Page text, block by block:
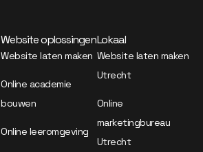
Website oplossingen
Website laten maken
Online academie
bouwen
Online leeromgeving
Lokaal
Website laten maken
Utrecht
Online
marketingbureau
Utrecht